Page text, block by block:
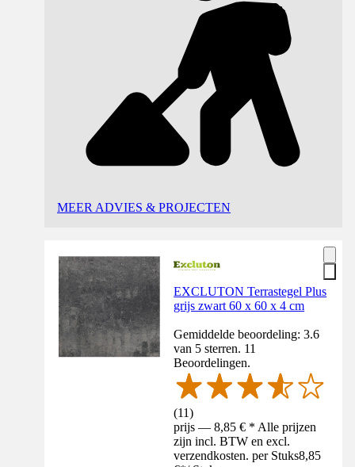
MEER ADVIES & PROJECTEN
EXCLUTON Terrastegel Plus
grijs zwart 60 x 60 x 4 cm
Gemiddelde beoordeling: 3.6
van 5 sterren. 11
Beoordelingen.
(11)
prijs — 8,85 € * Alle prijzen
zijn incl. BTW en excl.
verzendkosten. per Stuks8,85